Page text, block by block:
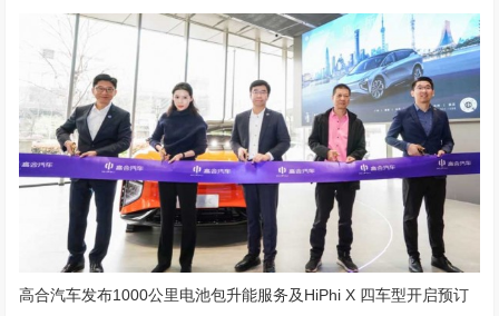
高合汽车发布1000公里电池包升能服务及HiPhi X 四车型开启预订